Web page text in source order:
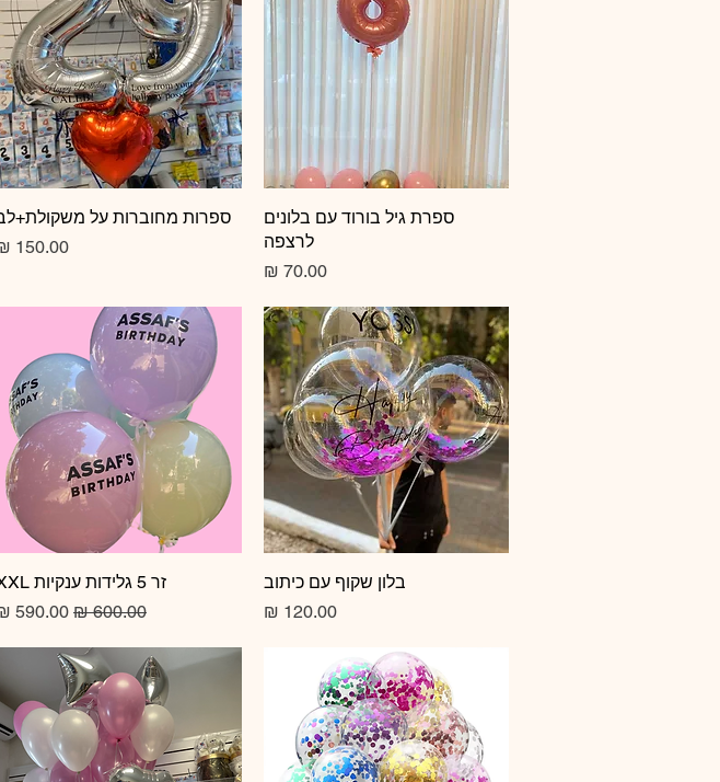
תצוגה מהירה
ספרת גיל בורוד עם בלונים
לרצפה
מחיר‏70.00 ‏₪
תצוגה מהירה
ספרות מחוברות על
מחיר
תצוגה מהירה
בלון שקוף עם כיתוב
מחיר‏120.00 ‏₪
תצוגה מהירה
זר 5 גלידות ענקיות XXL
מחיר רגיל מחיר